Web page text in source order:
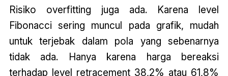
Risiko overfitting juga ada. Karena level
Fibonacci sering muncul pada grafik, mudah
untuk terjebak dalam pola yang sebenarnya
tidak ada. Hanya karena harga bereaksi
terhadap level retracement 38,2% atau 61,8%